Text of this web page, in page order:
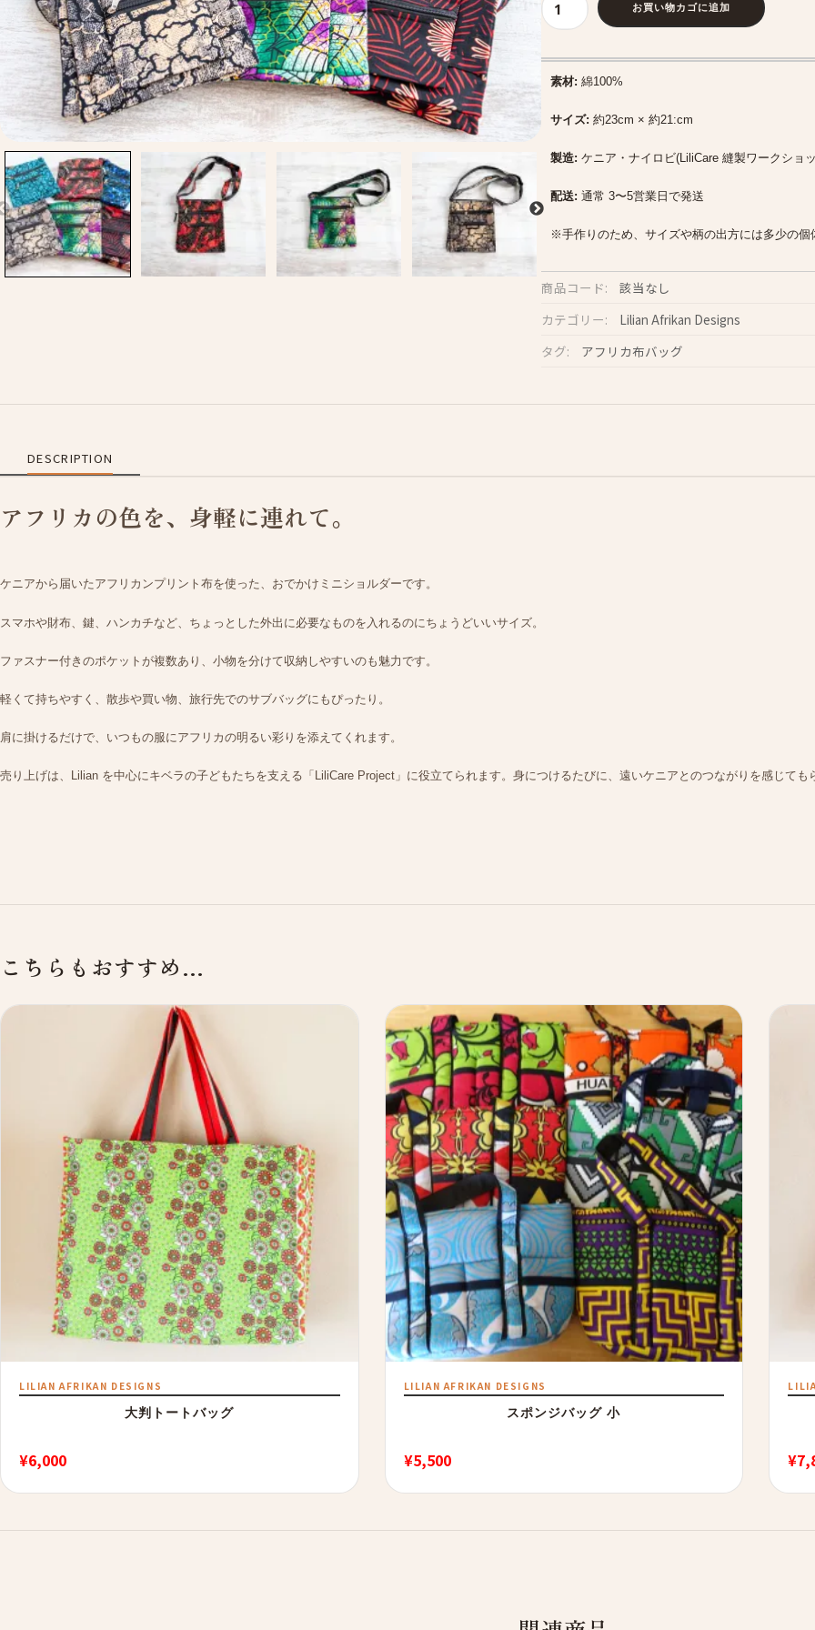
お
け
ミ
シ
ョ
ル
ダ
個
お買い物カゴに追加
素材: 綿100%
サイズ: 約23cm × 約21:cm
製造: ケニア・ナイロビ(LiliCare 縫製ワークショ
配送: 通常 3〜5営業日で発送
※手作りのため、サイズや柄の出方には多少の個
商品コード:
該当なし
カテゴリー:
Lilian Afrikan Designs
タグ:
アフリカ布バッグ
DESCRIPTION
アフリカの色を、身軽に連れて。
ケニアから届いたアフリカンプリント布を使った、おでかけミニショルダーです。
スマホや財布、鍵、ハンカチなど、ちょっとした外出に必要なものを入れるのにちょうどいいサイズ。
ファスナー付きのポケットが複数あり、小物を分けて収納しやすいのも魅力です。
軽くて持ちやすく、散歩や買い物、旅行先でのサブバッグにもぴったり。
肩に掛けるだけで、いつもの服にアフリカの明るい彩りを添えてくれます。
売り上げは、Lilian を中心にキベラの子どもたちを支える「 LiliCare Project 」に役立てられます。身につけるたびに、遠いケニアとのつながりを感じても
こちらもおすすめ…
LILIAN AFRIKAN DESIGNS
大判トートバッグ
¥6,000
LILIAN AFRIKAN DESIGNS
スポンジバッグ 小
¥5,500 ¥